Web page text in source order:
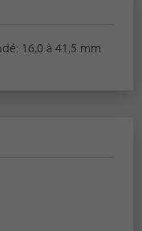
16,0 à 41,5 mm